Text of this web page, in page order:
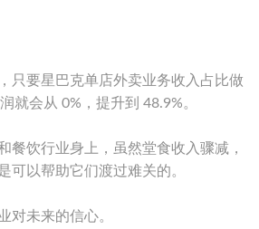
只要星巴克单店外卖业务收入占比做
就会从 0%，提升到 48.9%。
餐饮行业身上，虽然堂食收入骤减，
可以帮助它们渡过难关的。
对未来的信心。